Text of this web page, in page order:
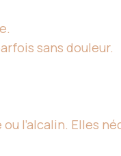
sans douleur.
l’alcalin.